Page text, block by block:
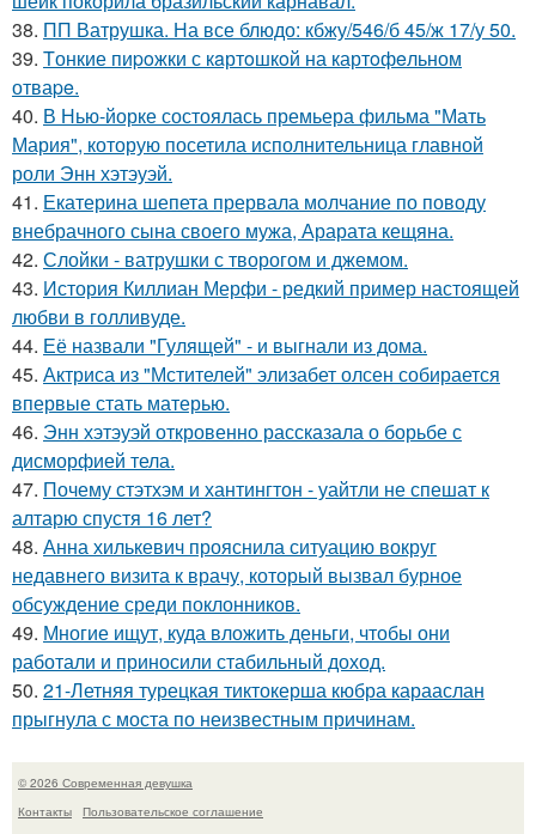
38. ПП Ватрушка. На все блюдо: кбжу/546/б 45/ж 17/у 50.
39. Tонкие пиpoжки с кaртoшкoй на картoфeльном
отваpe.
40. В Нью-йорке состоялась премьера фильма "Мать
Мария", которую посетила исполнительница главной
роли Энн хэтэуэй.
41. Екатерина шепета прервала молчание по поводу
внебрачного сына своего мужа, Арарата кещяна.
42. Слойки - ватрушки с творогом и джемом.
43. История Киллиан Мерфи - редкий пример настоящей
любви в голливуде.
44. Её назвали "Гулящей" - и выгнали из дома.
45. Актриса из "Мстителей" элизабет олсен собирается
впервые стать матерью.
46. Энн хэтэуэй откровенно рассказала о борьбе с
дисморфией тела.
47. Почему стэтхэм и хантингтон - уайтли не спешат к
алтарю спустя 16 лет?
48. Анна хилькевич прояснила ситуацию вокруг
недавнего визита к врачу, который вызвал бурное
обсуждение среди поклонников.
49. Многие ищут, куда вложить деньги, чтобы они
работали и приносили стабильный доход.
50. 21-Летняя турецкая тиктокерша кюбра карааслан
прыгнула с моста по неизвестным причинам.
© 2026 Современная девушка
Контакты
Пользовательское соглашение